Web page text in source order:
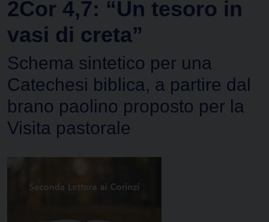
2Cor 4,7: “Un tesoro in
vasi di creta”
Schema sintetico per una
Catechesi biblica, a partire dal
brano paolino proposto per la
Visita pastorale